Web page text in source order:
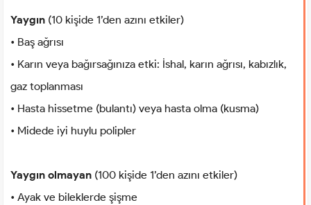
Yaygın (10 kişide 1’den azını etkiler)
• Baş ağrısı
• Karın veya bağırsağınıza etki: İshal, karın ağrısı, kabızlık,
gaz toplanması
• Hasta hissetme (bulantı) veya hasta olma (kusma)
• Midede iyi huylu polipler
Yaygın olmayan (100 kişide 1’den azını etkiler)
• Ayak ve bileklerde şişme